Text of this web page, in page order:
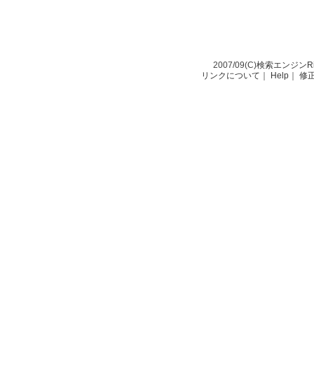
2007/09(C)検索エンジン
リンクについて
Help｜ 修